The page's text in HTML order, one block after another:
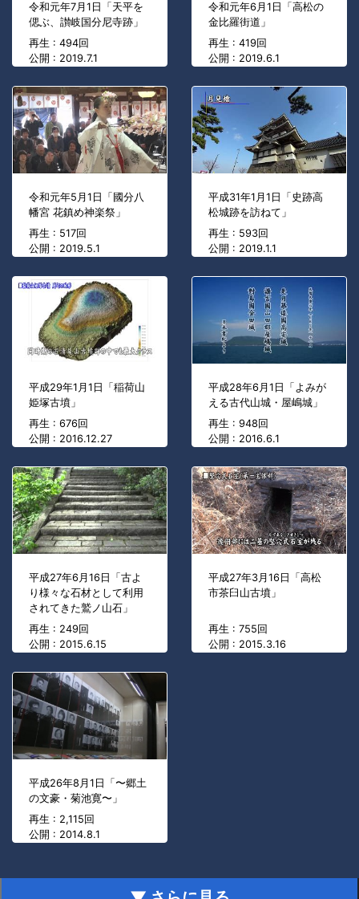
令和元年7月1日「天平を
偲ぶ、讃岐国分尼寺跡」
再生 : 494回
公開 : 2019.7.1
令和元年6月1日「高松の
金比羅街道」
再生 : 419回
公開 : 2019.6.1
令和元年5月1日「國分八
幡宮 花鎮め神楽祭」
再生 : 517回
公開 : 2019.5.1
平成31年1月1日「史跡高
松城跡を訪ねて」
再生 : 593回
公開 : 2019.1.1
平成29年1月1日「稲荷山
姫塚古墳」
再生 : 676回
公開 : 2016.12.27
平成28年6月1日「よみが
える古代山城・屋嶋城」
再生 : 948回
公開 : 2016.6.1
平成27年6月16日「古よ
り様々な石材として利用
されてきた鷲ノ山石」
再生 : 249回
公開 : 2015.6.15
平成27年3月16日「高松
市茶臼山古墳」
再生 : 755回
公開 : 2015.3.16
平成26年8月1日「〜郷土
の文豪・菊池寛〜」
再生 : 2,115回
公開 : 2014.8.1